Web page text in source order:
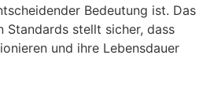
Bedeutung ist. Das
Standards stellt sicher, dass
und ihre Lebensdauer